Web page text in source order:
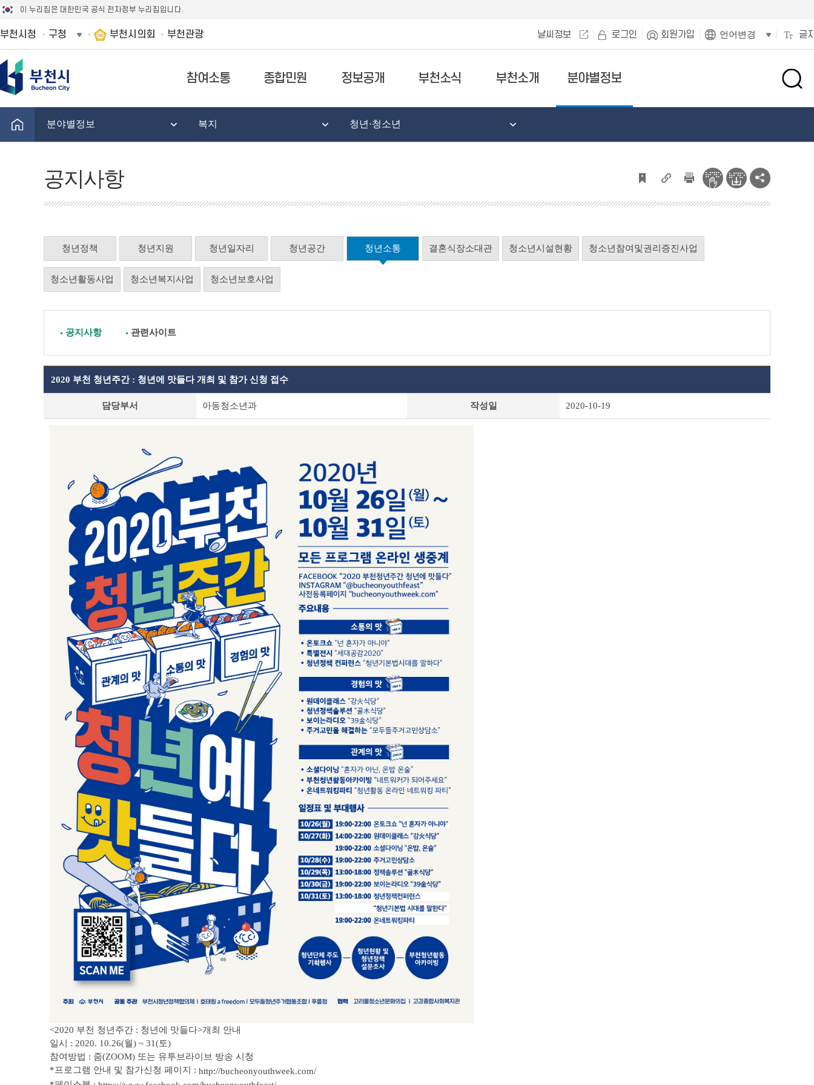
이 누리집은 대한민국 공식 전자정부 누리집입니다.
부천시청 구청 부천시의회 부천관광 날씨정보 로그인 회원가입 언어변경 글
참여소통 종합민원 정보공개 부천소식 부천소개 분야별정보
검
창
분야별정보 복지 청년·청소년
공지사항
청년정책 청년지원 청년일자리 청년공간 청년소통 결혼식장소대관 청소년시설현황 청소년참여및권리증진사업
청소년활동사업 청소년복지사업 청소년보호사업
공지사항 관련사이트
2020 부천 청년주간 : 청년에 맛들다 개최 및 참가 신청 접수
담당부서 아동청소년과 작성일 2020-10-19
<2020 부천 청년주간 : 청년에 맛들다>개최 안내
일시 : 2020. 10.26(월) ~ 31(토)
참여방법 : 줌(ZOOM) 또는 유투브라이브 방송 시청
*프로그램 안내 및 참가신청 페이지 : http://bucheonyouthweek.com/